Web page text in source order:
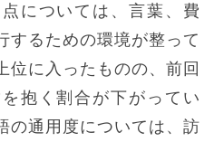
については、言葉、費
するための環境が整って
位に入ったものの、前回
抱く割合が下がってい
の通用度については、訪